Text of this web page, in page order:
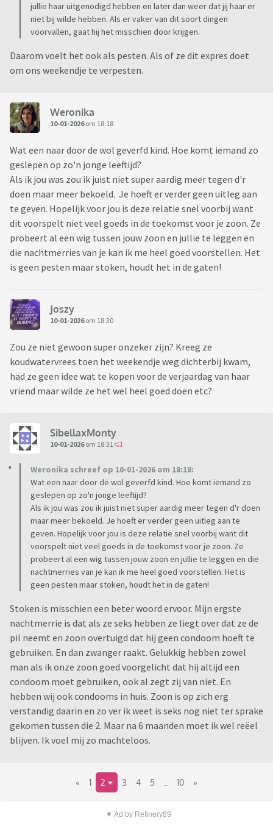
jullie haar uitgenodigd hebben en later dan weer dat jij haar er
niet bij wilde hebben. Als er vaker van dit soort dingen
voorvallen, gaat hij het misschien door krijgen.
Daarom voelt het ook als pesten. Als of ze dit expres doet
om ons weekendje te verpesten.
Weronika
10-01-2026om 18:18
Wat een naar door de wol geverfd kind. Hoe komt iemand zo
geslepen op zo'n jonge leeftijd?
Als ik jou was zou ik juist niet super aardig meer tegen d'r
doen maar meer bekoeld. Je hoeft er verder geen uitleg aan
te geven. Hopelijk voor jou is deze relatie snel voorbij want
dit voorspelt niet veel goeds in de toekomst voor je zoon. Ze
probeert al een wig tussen jouw zoon en jullie te leggen en
die nachtmerries van je kan ik me heel goed voorstellen. Het
is geen pesten maar stoken, houdt het in de gaten!
Joszy
10-01-2026om 18:30
Zou ze niet gewoon super onzeker zijn? Kreeg ze
koudwatervrees toen het weekendje weg dichterbij kwam,
had ze geen idee wat te kopen voor de verjaardag van haar
vriend maar wilde ze het wel heel goed doen etc?
SibellaxMonty
10-01-2026om 18:31
Weronika schreef op 10-01-2026 om 18:18:
Wat een naar door de wol geverfd kind. Hoe komt iemand zo
geslepen op zo'n jonge leeftijd?
Als ik jou was zou ik juist niet super aardig meer tegen d'r doen
maar meer bekoeld. Je hoeft er verder geen uitleg aan te
geven. Hopelijk voor jou is deze relatie snel voorbij want dit
voorspelt niet veel goeds in de toekomst voor je zoon. Ze
probeert al een wig tussen jouw zoon en jullie te leggen en die
nachtmerries van je kan ik me heel goed voorstellen. Het is
geen pesten maar stoken, houdt het in de gaten!
Stoken is misschien een beter woord ervoor. Mijn ergste
nachtmerrie is dat als ze seks hebben ze liegt over dat ze de
pil neemt en zoon overtuigd dat hij geen condoom hoeft te
gebruiken. En dan zwanger raakt. Gelukkig hebben zowel
man als ik onze zoon goed voorgelicht dat hij altijd een
condoom moet gebruiken, ook al zegt zij van niet. En
hebben wij ook condooms in huis. Zoon is op zich erg
verstandig daarin en zo ver ik weet is seks nog niet ter sprake
gekomen tussen die 2. Maar na 6 maanden moet ik wel reëel
blijven. Ik voel mij zo machteloos.
« 1 2 3 4 5 10 »
▼ Ad by Refinery89